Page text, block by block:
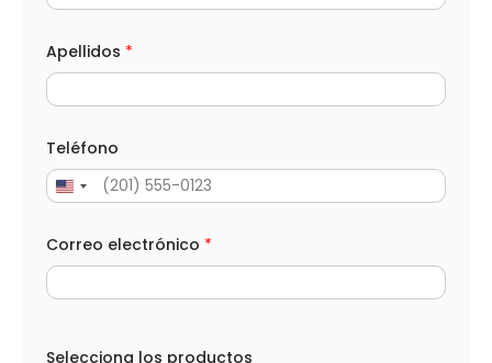
Apellidos *
Teléfono
Correo electrónico *
Selecciona los productos